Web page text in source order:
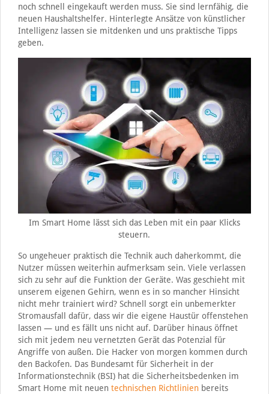
noch schnell eingekauft werden muss. Sie sind lernfähig, die
neuen Haushaltshelfer. Hinterlegte Ansätze von künstlicher
Intelligenz lassen sie mitdenken und uns praktische Tipps
geben.
Im Smart Home lässt sich das Leben mit ein paar Klicks
steuern.
So ungeheuer praktisch die Technik auch daherkommt, die
Nutzer müssen weiterhin aufmerksam sein. Viele verlassen
sich zu sehr auf die Funktion der Geräte. Was geschieht mit
unserem eigenen Gehirn, wenn es in so mancher Hinsicht
nicht mehr trainiert wird? Schnell sorgt ein unbemerkter
Stromausfall dafür, dass wir die eigene Haustür offenstehen
lassen — und es fällt uns nicht auf. Darüber hinaus öffnet
sich mit jedem neu vernetzten Gerät das Potenzial für
Angriffe von außen. Die Hacker von morgen kommen durch
den Backofen. Das Bundesamt für Sicherheit in der
Informationstechnik (BSI) hat die Sicherheitsbedenken im
Smart Home mit neuen technischen Richtlinienbereits